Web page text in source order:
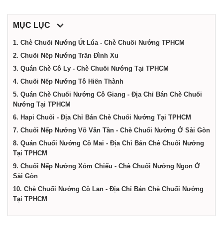
dịch
vụ
tại
Thành
phố
Hồ
Chí
MỤC LỤC
1. Chè Chuối Nướng Út Lúa - Chè Chuối Nướng TPHCM
2. Chuối Nếp Nướng Trần Đình Xu
3. Quán Chè Cô Ly - Chè Chuối Nướng Tại TPHCM
4. Chuối Nếp Nướng Tô Hiến Thành
5. Quán Chè Chuối Nướng Cô Giang - Địa Chỉ Bán Chè Chuối
Nướng Tại TPHCM
6. Hapi Chuối - Địa Chỉ Bán Chè Chuối Nướng Tại TPHCM
7. Chuối Nếp Nướng Võ Văn Tần - Chè Chuối Nướng Ở Sài Gòn
8. Quán Chuối Nướng Cô Mai - Địa Chỉ Bán Chè Chuối Nướng
Tại TPHCM
9. Chuối Nếp Nướng Xóm Chiếu - Chè Chuối Nướng Ngon Ở
Sài Gòn
10. Chè Chuối Nướng Cô Lan - Địa Chỉ Bán Chè Chuối Nướng
Tại TPHCM